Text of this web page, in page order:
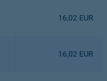
16,02 EUR
16,02 EUR